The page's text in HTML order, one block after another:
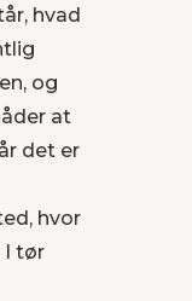
hvad
og
at
det er
hvor
I tør